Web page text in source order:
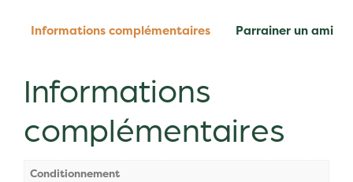
Informations complémentaires Parrainer un ami
Informations
complémentaires
Conditionnement